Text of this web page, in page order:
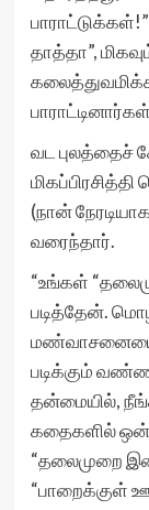
தாத்தா”,
வட புலத்தைச்
(நான்
வரைந்தார்.
“உங்கள்
படித்தேன்.
மண்வாசனையை
படிக்கும்
தன்மையில்,
கதைகளில்
“தலைமுறை
“பாறைக்குள்